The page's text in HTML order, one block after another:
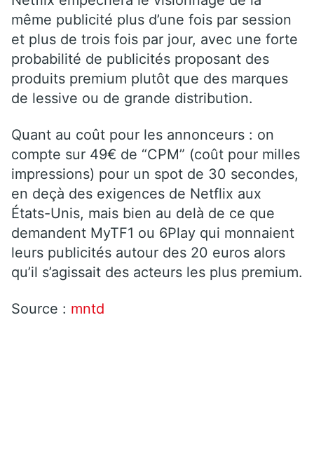
même publicité plus d’une fois par session
et plus de trois fois par jour, avec une forte
probabilité de publicités proposant des
produits premium plutôt que des marques
de lessive ou de grande distribution.
Quant au coût pour les annonceurs : on
compte sur 49€ de “CPM” (coût pour milles
impressions) pour un spot de 30 secondes,
en deçà des exigences de Netflix aux
États-Unis, mais bien au delà de ce que
demandent MyTF1 ou 6Play qui monnaient
leurs publicités autour des 20 euros alors
qu’il s’agissait des acteurs les plus premium.
Source : mntd